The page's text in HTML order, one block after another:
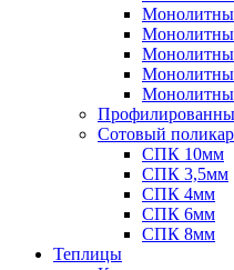
Сотовый
СПК 10мм
СПК 3,5мм
СПК 4мм
СПК 6мм
СПК 8мм
Теплицы